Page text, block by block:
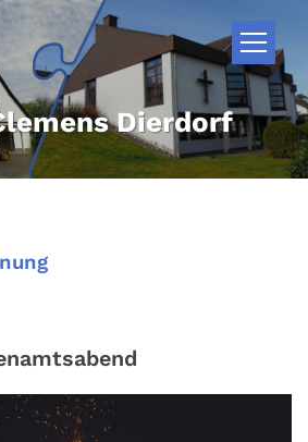
Dierdorf
: